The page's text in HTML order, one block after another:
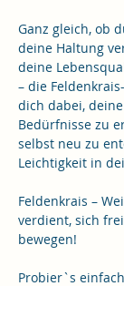
Ganz gleich, ob
deine Haltung
deine
– die
dich dabei,
Bedürfnisse zu
selbst neu zu
Leichtigkeit in
Feldenkrais –
verdient, sich
bewegen!
Probier`s